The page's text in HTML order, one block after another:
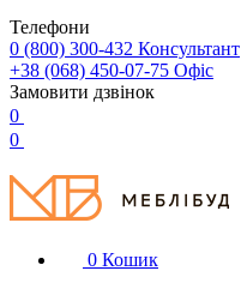
Телефони
0 (800) 300-432 Консультант
+38 (068) 450-07-75 Офіс
Замовити дзвінок
0
0
0 Кошик